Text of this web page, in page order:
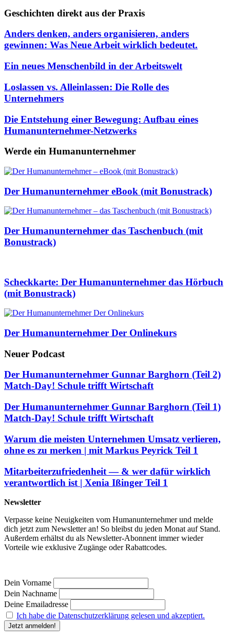
Geschichten direkt aus der Praxis
Anders denken, anders organisieren, anders
gewinnen: Was Neue Arbeit wirklich bedeutet.
Ein neues Menschenbild in der Arbeitswelt
Loslassen vs. Alleinlassen: Die Rolle des
Unternehmers
Die Entstehung einer Bewegung: Aufbau eines
Humanunternehmer-Netzwerks
Werde ein Humanunternehmer
Der Humanunternehmer eBook (mit Bonustrack)
Der Humanunternehmer das Taschenbuch (mit
Bonustrack)
Scheckkarte: Der Humanunternehmer das Hörbuch
(mit Bonustrack)
Der Humanunternehmer Der Onlinekurs
Neuer Podcast
Der Humanunternehmer Gunnar Barghorn (Teil 2)
Match-Day! Schule trifft Wirtschaft
Der Humanunternehmer Gunnar Barghorn (Teil 1)
Match-Day! Schule trifft Wirtschaft
Warum die meisten Unternehmen Umsatz verlieren,
ohne es zu merken | mit Markus Peyrick Teil 1
Mitarbeiterzufriedenheit — & wer dafür wirklich
verantwortlich ist | Xenia Ißinger Teil 1
Newsletter
Verpasse keine Neuigkeiten vom Humanunternehmer und melde
dich jetzt zum Newsletter an! So bleibst du jeden Monat auf Stand.
Außerdem erhältst du als Newsletter-Abonnent immer wieder
Vorteile wie exklusive Zugänge oder Rabattcodes.
Dein Vorname
Dein Nachname
Deine Emailadresse
Ich habe die Datenschutzerklärung gelesen und akzeptiert.